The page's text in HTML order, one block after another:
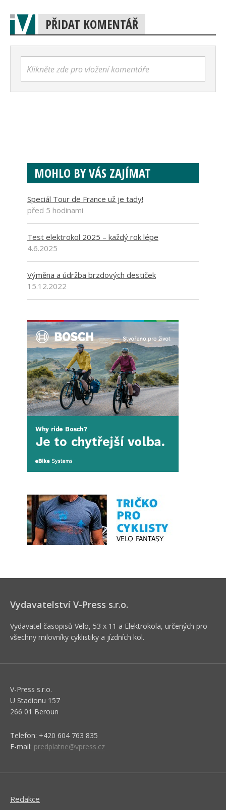
PŘIDAT KOMENTÁŘ
Klikněte zde pro vložení komentáře
MOHLO BY VÁS ZAJÍMAT
Speciál Tour de France už je tady!
před 5 hodinami
Test elektrokol 2025 – každý rok lépe
4.6.2025
Výměna a údržba brzdových destiček
15.12.2022
Vydavatelství V-Press s.r.o.
Vydavatel časopisů Velo, 53 x 11 a Elektrokola, určených pro
všechny milovníky cyklistiky a jízdních kol.
V-Press s.r.o.
U Stadionu 157
266 01 Beroun
Telefon: +420 604 763 835
E-mail: predplatne@vpress.cz
Redakce